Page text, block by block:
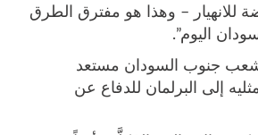
للانهيار – وهذا هو مفترق الطرق
اليوم”.
جنوب السودان مستعد
إلى البرلمان للدفاع عن